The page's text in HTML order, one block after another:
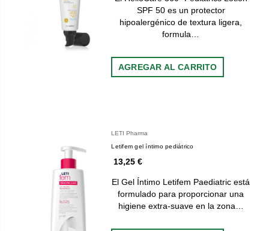
SPF 50 es un protector
hipoalergénico de textura ligera,
formula…
AGREGAR AL CARRITO
LETI Pharma
Letifem gel íntimo pediátrico
13,25 €
El Gel Íntimo Letifem Paediatric está
formulado para proporcionar una
higiene extra-suave en la zona…